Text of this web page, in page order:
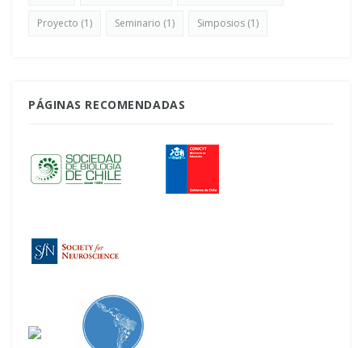
Proyecto (1) Seminario (1) Simposios (1)
PÁGINAS RECOMENDADAS